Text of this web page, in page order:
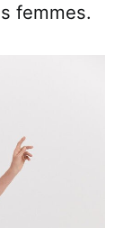
femmes.